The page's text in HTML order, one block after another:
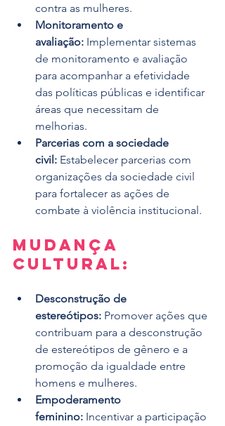
contra as mulheres.
Monitoramento e
avaliação: Implementar sistemas
de monitoramento e avaliação
para acompanhar a efetividade
das políticas públicas e identificar
áreas que necessitam de
melhorias.
Parcerias com a sociedade
civil: Estabelecer parcerias com
organizações da sociedade civil
para fortalecer as ações de
combate à violência institucional.
Mudança
Cultural:
Desconstrução de
estereótipos: Promover ações que
contribuam para a desconstrução
de estereótipos de gênero e a
promoção da igualdade entre
homens e mulheres.
Empoderamento
feminino: Incentivar a participação